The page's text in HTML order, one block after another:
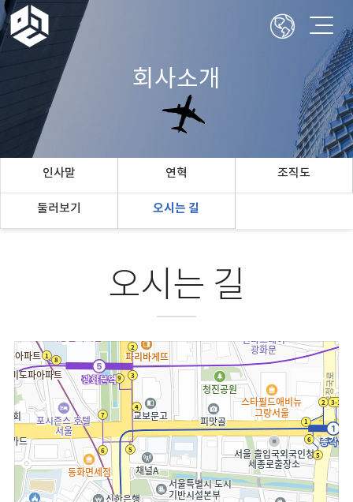
회사소개
인사말 연혁 조직도
둘러보기 오시는 길
오시는 길